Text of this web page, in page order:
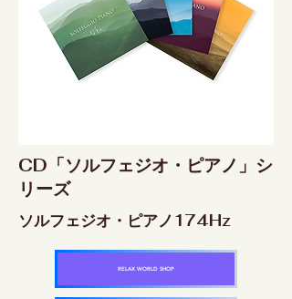
CD「ソルフェジオ・ピアノ」シ
リーズ
ソルフェジオ・ピアノ174Hz
RELAX WORLD SHOP